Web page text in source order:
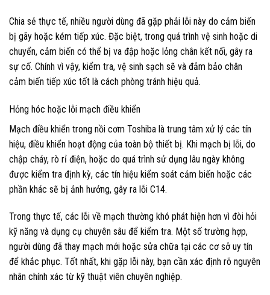
Chia sẻ thực tế, nhiều người dùng đã gặp phải lỗi này do cảm biến
bị gãy hoặc kém tiếp xúc. Đặc biệt, trong quá trình vệ sinh hoặc di
chuyển, cảm biến có thể bị va đập hoặc lỏng chân kết nối, gây ra
sự cố. Chính vì vậy, kiểm tra, vệ sinh sạch sẽ và đảm bảo chân
cảm biến tiếp xúc tốt là cách phòng tránh hiệu quả.
Hỏng hóc hoặc lỗi mạch điều khiển
Mạch điều khiển trong nồi cơm Toshiba là trung tâm xử lý các tín
hiệu, điều khiển hoạt động của toàn bộ thiết bị. Khi mạch bị lỗi, do
chập cháy, rò rỉ điện, hoặc do quá trình sử dụng lâu ngày không
được kiểm tra định kỳ, các tín hiệu kiểm soát cảm biến hoặc các
phần khác sẽ bị ảnh hưởng, gây ra lỗi C14.
Trong thực tế, các lỗi về mạch thường khó phát hiện hơn vì đòi hỏi
kỹ năng và dụng cụ chuyên sâu để kiểm tra. Một số trường hợp,
người dùng đã thay mạch mới hoặc sửa chữa tại các cơ sở uy tín
để khắc phục. Tốt nhất, khi gặp lỗi này, bạn cần xác định rõ nguyên
nhân chính xác từ kỹ thuật viên chuyên nghiệp.